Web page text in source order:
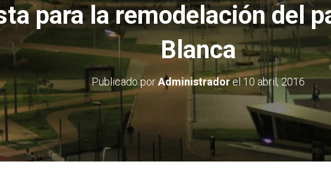
para la remodelación del
Blanca
Publicado porAdministradorel 10 abril, 2016